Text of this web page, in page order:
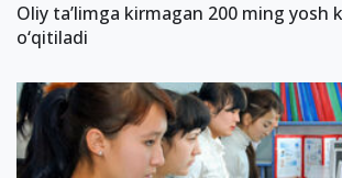
Oliy ta’limga kirmagan 200 ming yosh
o‘qitiladi